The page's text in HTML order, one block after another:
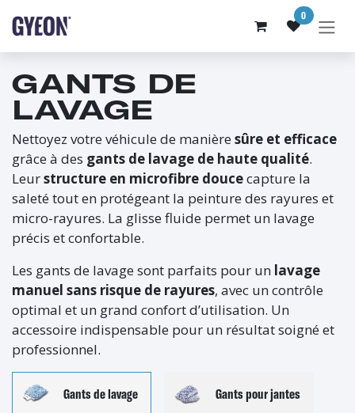
0
GANTS DE
LAVAGE
Nettoyez votre véhicule de manière sûre et efficace
grâce à des gants de lavage de haute qualité.
Leurstructure en microfibre doucecapture la
saleté tout en protégeant la peinture des rayures et
micro-rayures. La glisse fluide permet un lavage
précis et confortable.​
Les gants de lavage sont parfaits pour un lavage
manuel sans risque de rayures, avec un contrôle
optimal et un grand confort d’utilisation. Un
accessoire indispensable pour un résultat soigné et
professionnel.
Gants de lavage Gants pour jantes